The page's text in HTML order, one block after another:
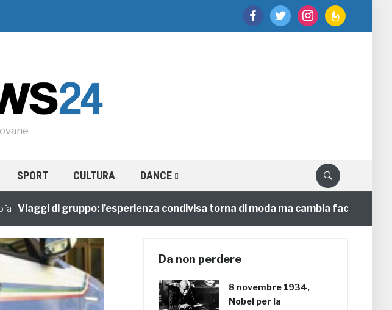
facebooktwitter instagramfeedburner
SPORT CULTURA DANCE
di gruppo: l’esperienza condivisa torna di moda ma cambia faccia
Da non perdere
8 novembre 1934,
Nobel per la